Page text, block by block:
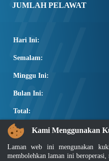
JUMLAH PELAWAT
Hari Ini:
Semalam:
Minggu Ini:
Bulan Ini:
Total:
PAUTAN POPULAR
Elektroteknikal, ICT dan
Kami Menggunakan
Laman web ini mengunakan
membolehkan laman ini